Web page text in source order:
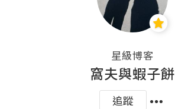
星級博客
窩夫與蝦子餅
追蹤